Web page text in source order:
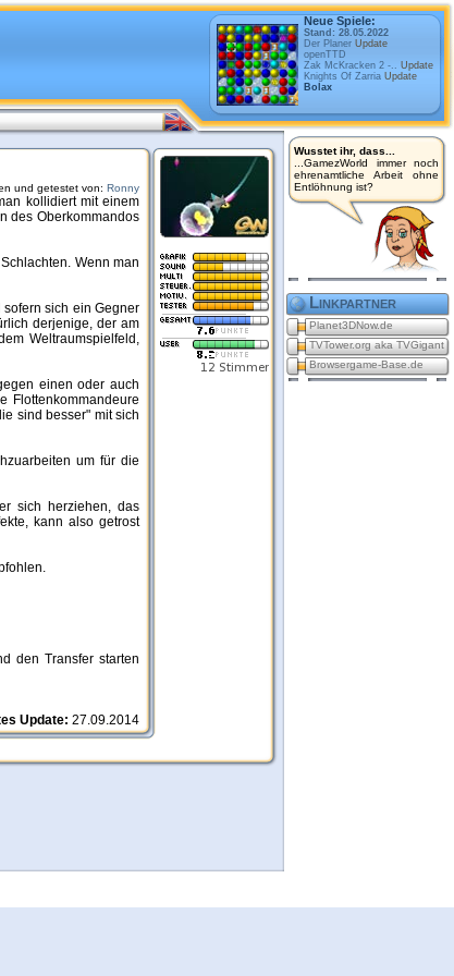
Neue Spiele:
Stand: 28.05.2022
Der Planer Update
openTTD
Zak McKracken 2 -.. Update
Knights Of Zarria Update
Bolax
Wusstet ihr, dass...
...GamezWorld immer noch
ehrenamtliche Arbeit ohne
Entlöhnung ist?
Linkpartner
Planet3DNow.de
TVTower.org aka TVGigant
Browsergame-Base.de
und getestet von: Ronny
kollidiert mit einem
des Oberkommandos
Wenn man
sich ein Gegner
derjenige, der am
Weltraumspielfeld,
einen oder auch
Flottenkommandeure
sind besser" mit sich
um für die
sich herziehen, das
kann also getrost
den Transfer starten
Update: 27.09.2014